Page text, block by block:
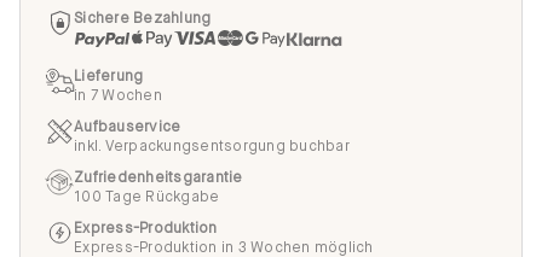
Sichere Bezahlung
Lieferung
in 7 Wochen
Aufbauservice
inkl. Verpackungsentsorgung buchbar
Zufriedenheitsgarantie
100 Tage Rückgabe
Express-Produktion
Express-Produktion in 3 Wochen möglich